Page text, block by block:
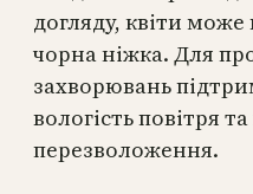
догляду, квіти
чорна ніжка. Для
захворювань
вологість повітря
перезволоження.